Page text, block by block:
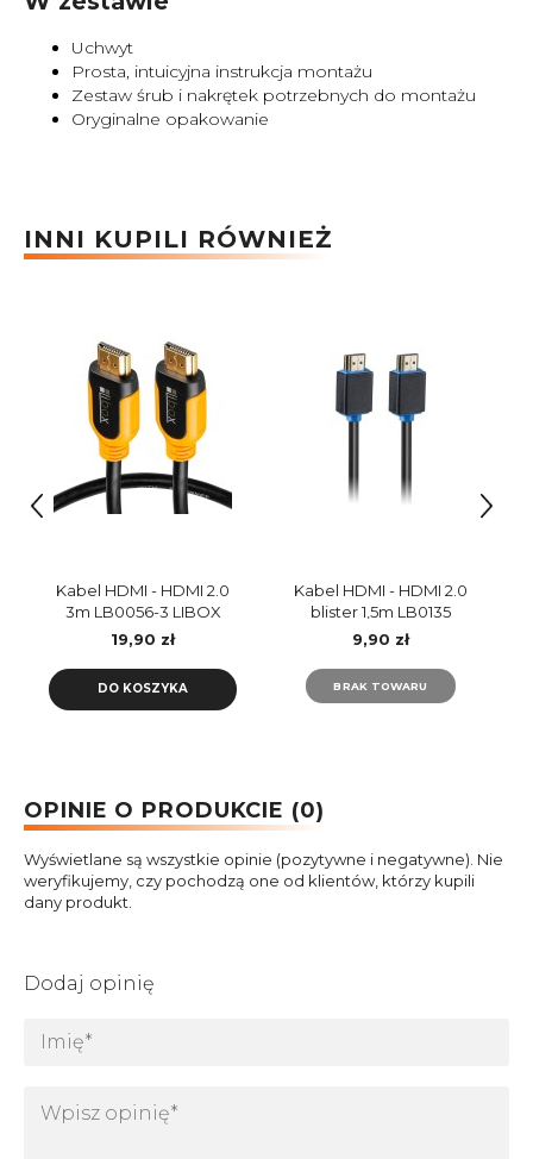
Uchwyt
Prosta, intuicyjna instrukcja montażu
Zestaw śrub i nakrętek potrzebnych do montażu
Oryginalne opakowanie
INNI KUPILI RÓWNIEŻ
Kabel HDMI - HDMI 2.0
3m LB0056-3 LIBOX
19,90 zł
DO KOSZYKA
Kabel HDMI - HDMI 2.0
blister 1,5m LB0135
LIBOX
9,90 zł
BRAK TOWARU
OPINIE O PRODUKCIE (0)
Wyświetlane są wszystkie opinie (pozytywne i negatywne). Nie
weryfikujemy, czy pochodzą one od klientów, którzy kupili
dany produkt.
Dodaj opinię